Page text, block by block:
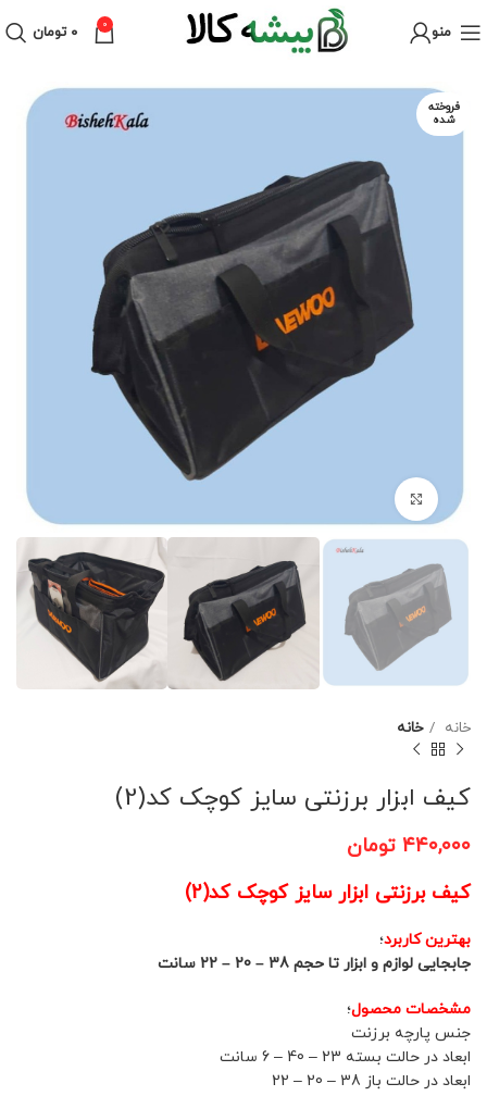
منو 0 ۰ تومان
فروخته
شده
خانه خانه
کیف ابزار برزنتی سایز کوچک کد(2)
۴۴۰,۰۰۰ تومان
کیف برزنتی ابزار سایز کوچک کد(2)
بهترین کاربرد؛
جابجایی لوازم و ابزار تا حجم 38 – 20 – 22 سانت
مشخصات محصول؛
جنس پارچه برزنت
ابعاد در حالت بسته 23 – 40 – 6 سانت
ابعاد در حالت باز 38 – 20 – 22